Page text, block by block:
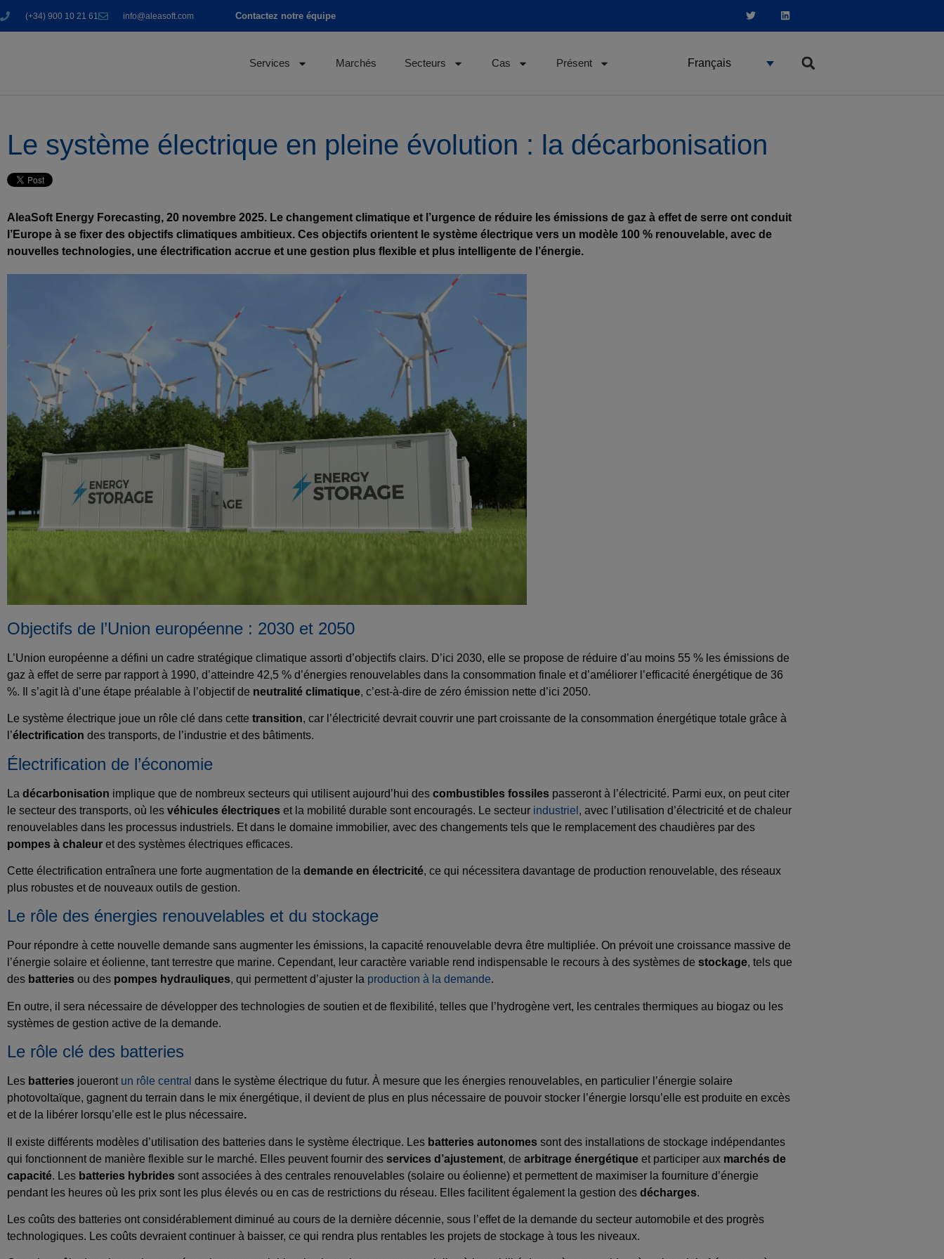
(+34) 900 10 21 61 info@aleasoft.com Contactez notre équipe
Services Marchés Secteurs Cas Présent Français
Le système électrique en pleine évolution : la décarbonisation
AleaSoft Energy Forecasting, 20 novembre 2025. Le changement climatique et l’urgence de réduire les émissions de gaz à effet de serre ont conduit
l’Europe à se fixer des objectifs climatiques ambitieux. Ces objectifs orientent le système électrique vers un modèle 100 % renouvelable, avec de
nouvelles technologies, une électrification accrue et une gestion plus flexible et plus intelligente de l’énergie.
Objectifs de l’Union européenne : 2030 et 2050
L’Union européenne a défini un cadre stratégique climatique assorti d’objectifs clairs. D’ici 2030, elle se propose de réduire d’au moins 55 % les émissions de
gaz à effet de serre par rapport à 1990, d’atteindre 42,5 % d’énergies renouvelables dans la consommation finale et d’améliorer l’efficacité énergétique de 36
%. Il s’agit là d’une étape préalable à l’objectif de neutralité climatique, c’est-à-dire de zéro émission nette d’ici 2050.
Le système électrique joue un rôle clé dans cette transition, car l’électricité devrait couvrir une part croissante de la consommation énergétique totale grâce à
l’électrification des transports, de l’industrie et des bâtiments.
Électrification de l’économie
La décarbonisation implique que de nombreux secteurs qui utilisent aujourd’hui des combustibles fossiles passeront à l’électricité. Parmi eux, on peut citer
le secteur des transports, où les véhicules électriques et la mobilité durable sont encouragés. Le secteur industriel , avec l’utilisation d’électricité et de chaleur
renouvelables dans les processus industriels. Et dans le domaine immobilier, avec des changements tels que le remplacement des chaudières par des
pompes à chaleur et des systèmes électriques efficaces.
Cette électrification entraînera une forte augmentation de la demande en électricité, ce qui nécessitera davantage de production renouvelable, des réseaux
plus robustes et de nouveaux outils de gestion.
Le rôle des énergies renouvelables et du stockage
Pour répondre à cette nouvelle demande sans augmenter les émissions, la capacité renouvelable devra être multipliée. On prévoit une croissance massive de
l’énergie solaire et éolienne, tant terrestre que marine. Cependant, leur caractère variable rend indispensable le recours à des systèmes de stockage, tels que
des batteries ou des pompes hydrauliques, qui permettent d’ajuster la production à la demande.
En outre, il sera nécessaire de développer des technologies de soutien et de flexibilité, telles que l’hydrogène vert, les centrales thermiques au biogaz ou les
systèmes de gestion active de la demande.
Le rôle clé des batteries
Les batteries joueront un rôle central dans le système électrique du futur. À mesure que les énergies renouvelables, en particulier l’énergie solaire
photovoltaïque, gagnent du terrain dans le mix énergétique, il devient de plus en plus nécessaire de pouvoir stocker l’énergie lorsqu’elle est produite en excès
et de la libérer lorsqu’elle est le plus nécessaire.
Il existe différents modèles d’utilisation des batteries dans le système électrique. Les batteries autonomes sont des installations de stockage indépendantes
qui fonctionnent de manière flexible sur le marché. Elles peuvent fournir des services d’ajustement, de arbitrage énergétique et participer aux marchés de
capacité. Les batteries hybrides sont associées à des centrales renouvelables (solaire ou éolienne) et permettent de maximiser la fourniture d’énergie
pendant les heures où les prix sont les plus élevés ou en cas de restrictions du réseau. Elles facilitent également la gestion des décharges.
Les coûts des batteries ont considérablement diminué au cours de la dernière décennie, sous l’effet de la demande du secteur automobile et des progrès
technologiques. Les coûts devraient continuer à baisser, ce qui rendra plus rentables les projets de stockage à tous les niveaux.